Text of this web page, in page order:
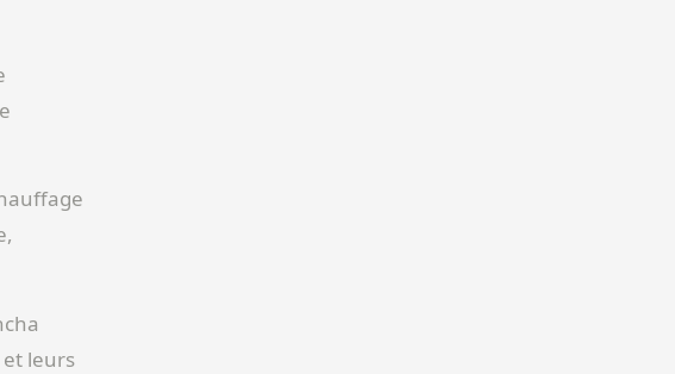
leurs